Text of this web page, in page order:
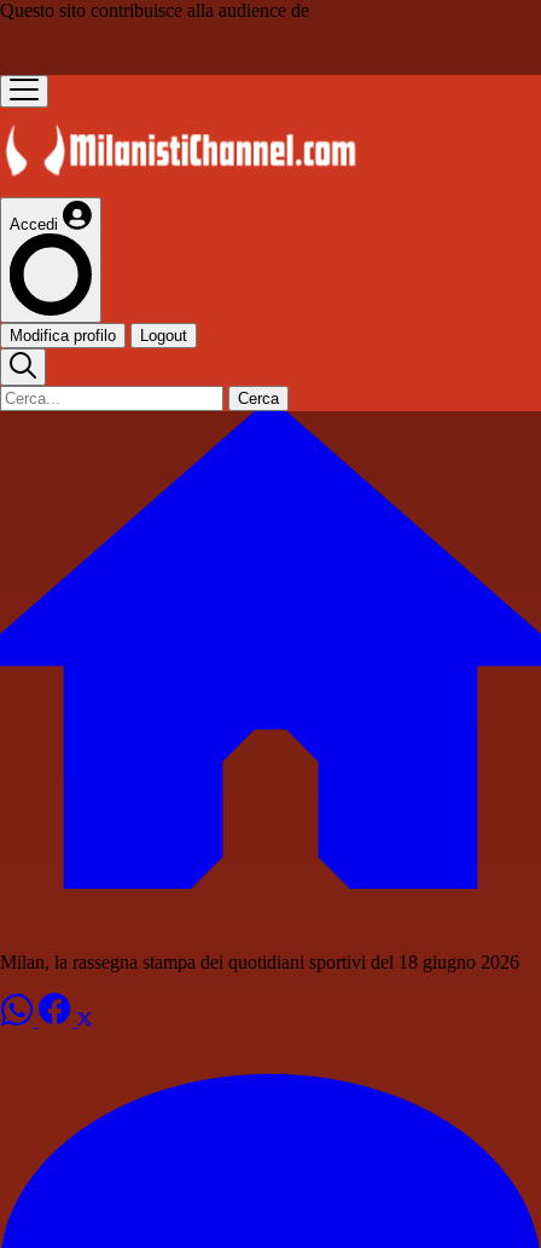
Questo sito contribuisce alla audience de
Accedi
Modifica profilo Logout
Cerca
Milan, la rassegna stampa dei quotidiani sportivi del 18 giugno 2026